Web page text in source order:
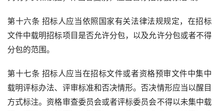
第十六条 招标人应当依照国家有关法律法规规定，在招标
文件中载明招标项目是否允许分包，以及允许分包或者不得
分包的范围。
第十七条 招标人应当在招标文件或者资格预审文件中集中
载明评标办法、评审标准和否决情形。否决情形应当以醒目
方式标注。资格审查委员会或者评标委员会不得以未集中载